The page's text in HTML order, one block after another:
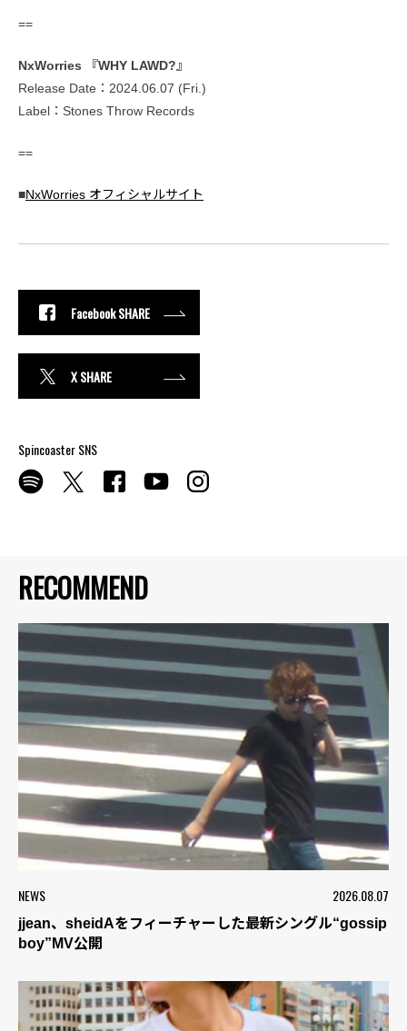
RECOMMEND
NEWS 2026.08.07
jjean、sheidAをフィーチャーした最新シングル“gossip
boy”MV公開
==
NxWorries 『WHY LAWD?』
Release Date：2024.06.07 (Fri.)
Label：Stones Throw Records
==
■NxWorries オフィシャルサイト
Facebook SHARE
X SHARE
Spincoaster SNS